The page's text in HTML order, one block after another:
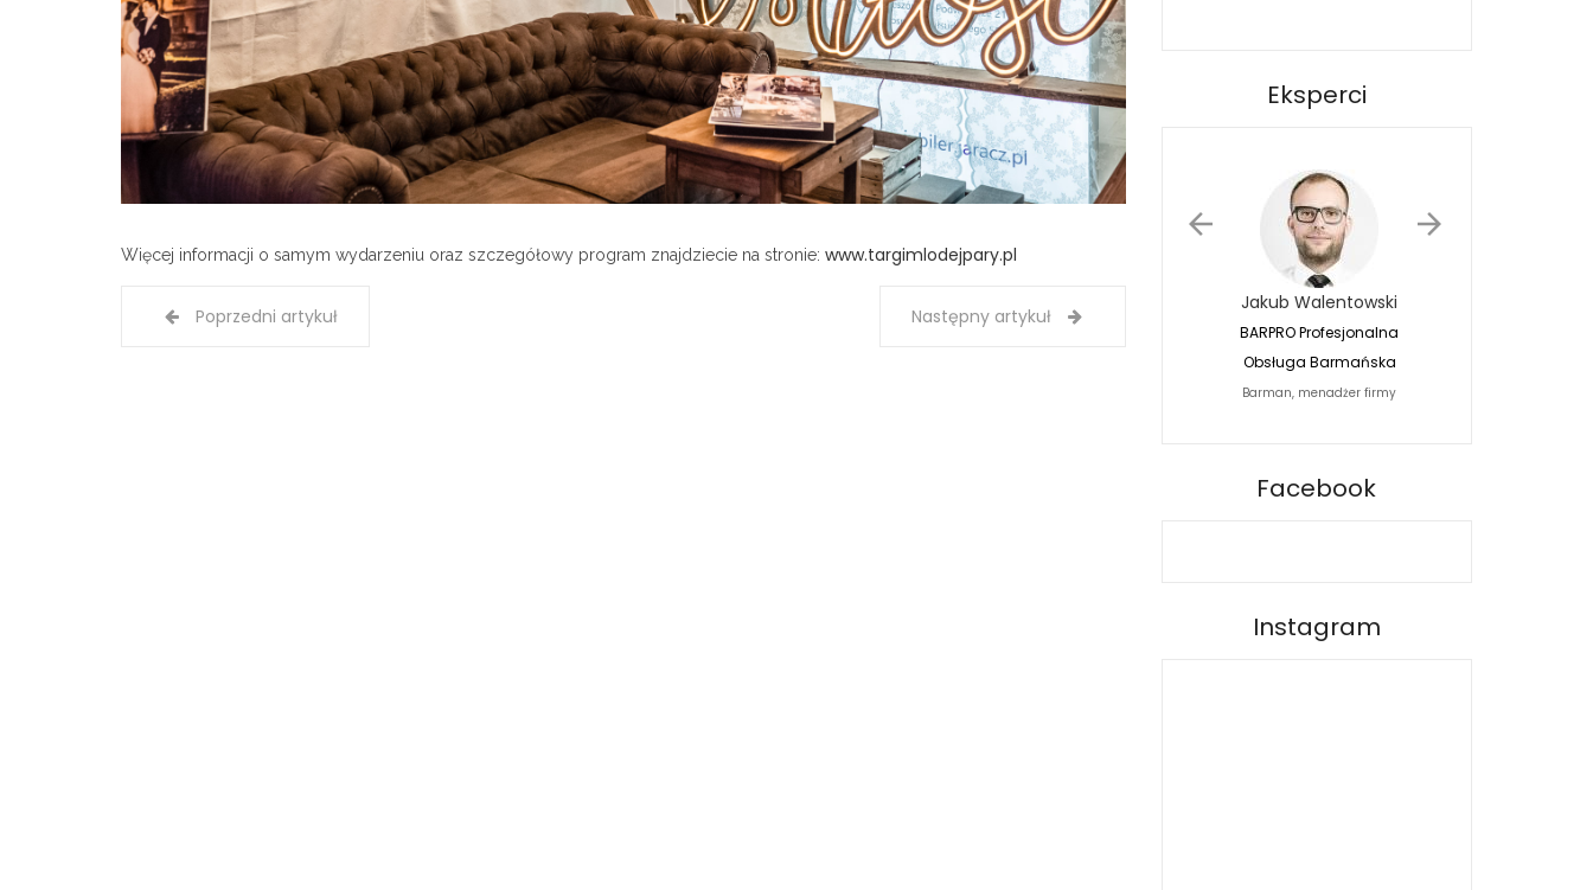
Więcej informacji o samym wydarzeniu oraz szczegółowy program znajdziecie na stronie: www.targimlodejpary.pl
Poprzedni artykuł Następny artykuł
Eksperci
Jakub Walentowski
BARPRO Profesjonalna
Obsługa Barmańska
Barman, menadżer firmy
Facebook
Instagram